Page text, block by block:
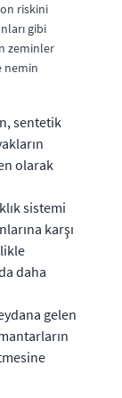
riskini
gibi
zeminler
nemin
sentetik
olarak
sistemi
karşı
daha
gelen